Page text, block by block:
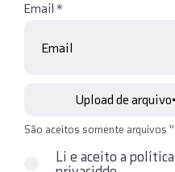
Email
Upload de arquivo
Li e aceito a